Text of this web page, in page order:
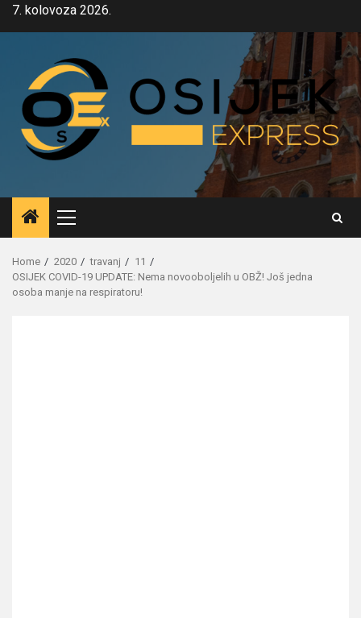
Skip7. kolovoza 2026.
Primary
Menu
Home 2020 travanj
11
OSIJEK COVID-19 UPDATE: Nema novooboljelih u OBŽ! Još jedna
osoba manje na respiratoru!